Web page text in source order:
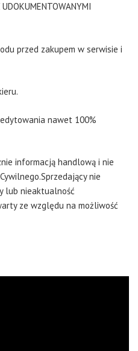
UDOKUMENTOWANYMI
przed zakupem w serwisie i
nawet 100%
informacją handlową i nie
nie
lub nieaktualność
ze względu na możliwość